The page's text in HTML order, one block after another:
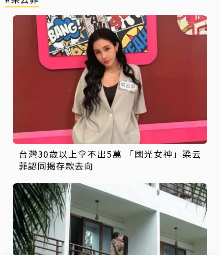
台灣30歲以上拿不出5萬 「國光女神」梁云
菲認同揭存款去向